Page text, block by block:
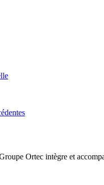
Ortec intègre et